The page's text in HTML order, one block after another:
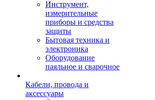
Инструмент,
измерительные
приборы и средства
защиты
Бытовая техника и
электроника
Оборудование
паяльное и сварочное
Кабели, провода и
аксессуары